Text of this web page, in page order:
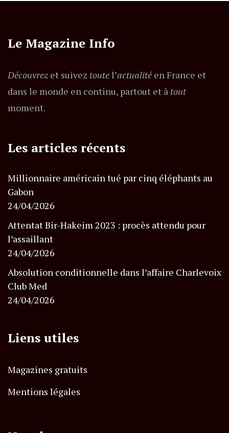
Le Magazine Info
Découvrez et suivez toutel’actualitéen France et
dans le monde en continu, partout et à tout
moment.
Les articles récents
Millionnaire américain tué par cinq éléphants au
Gabon
24/04/2026
Attentat Bir-Hakeim 2023 : procès attendu pour
l’assaillant
24/04/2026
Absolution conditionnelle dans l’affaire Charlevoix
Club Med
24/04/2026
Liens utiles
Magazines gratuits
Mentions légales